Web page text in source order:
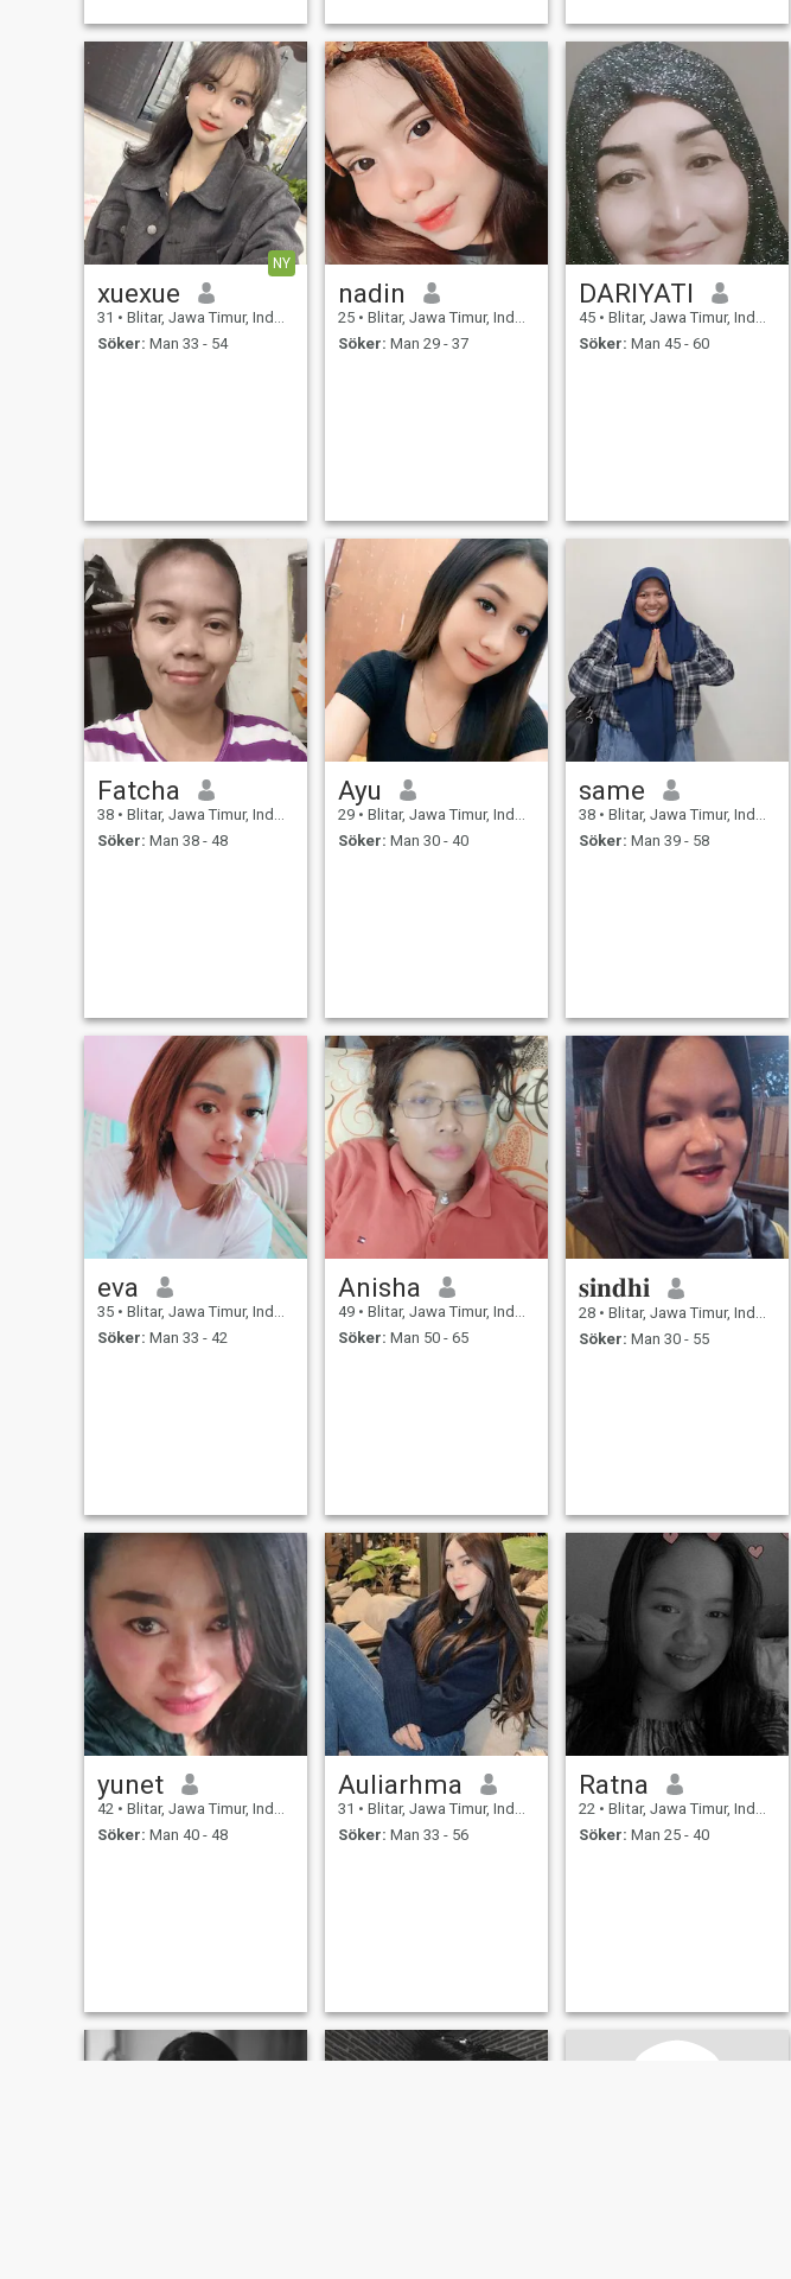
years so just me and my
oldest sister still
just talk in a respectful way,
perhaps path of
NY
xuexue
31 • Blitar, Jawa Timur, Indonesien
Söker: Man 33 - 54
nadin
25 • Blitar, Jawa Timur, Indonesien
Söker: Man 29 - 37
DARIYATI
45 • Blitar, Jawa Timur, Indonesien
Söker: Man 45 - 60
Fatcha
38 • Blitar, Jawa Timur, Indonesien
Söker: Man 38 - 48
Ayu
29 • Blitar, Jawa Timur, Indonesien
Söker: Man 30 - 40
same
38 • Blitar, Jawa Timur, Indonesien
Söker: Man 39 - 58
eva
35 • Blitar, Jawa Timur, Indonesien
Söker: Man 33 - 42
Anisha
49 • Blitar, Jawa Timur, Indonesien
Söker: Man 50 - 65
𝐬𝐢𝐧𝐝𝐡𝐢
28 • Blitar, Jawa Timur, Indonesien
Söker: Man 30 - 55
yunet
42 • Blitar, Jawa Timur, Indonesien
Söker: Man 40 - 48
Auliarhma
31 • Blitar, Jawa Timur, Indonesien
Söker: Man 33 - 56
Ratna
22 • Blitar, Jawa Timur, Indonesien
Söker: Man 25 - 40